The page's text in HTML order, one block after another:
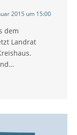
2015 um 15:00
dem
Landrat